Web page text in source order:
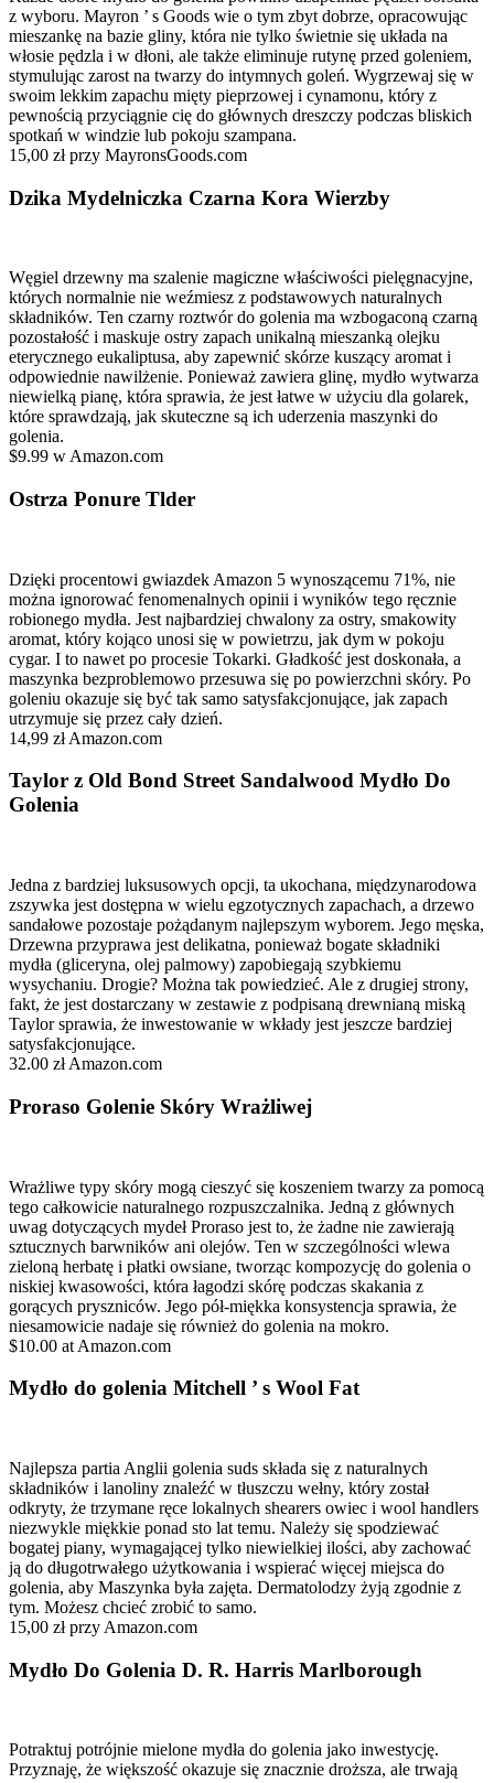
z wyboru. Mayron ’ s Goods wie o tym zbyt dobrze, opracowując
mieszankę na bazie gliny, która nie tylko świetnie się układa na
włosie pędzla i w dłoni, ale także eliminuje rutynę przed goleniem,
stymulując zarost na twarzy do intymnych goleń. Wygrzewaj się w
swoim lekkim zapachu mięty pieprzowej i cynamonu, który z
pewnością przyciągnie cię do głównych dreszczy podczas bliskich
spotkań w windzie lub pokoju szampana.
15,00 zł przy MayronsGoods.com
Dzika Mydelniczka Czarna Kora Wierzby
Węgiel drzewny ma szalenie magiczne właściwości pielęgnacyjne,
których normalnie nie weźmiesz z podstawowych naturalnych
składników. Ten czarny roztwór do golenia ma wzbogaconą czarną
pozostałość i maskuje ostry zapach unikalną mieszanką olejku
eterycznego eukaliptusa, aby zapewnić skórze kuszący aromat i
odpowiednie nawilżenie. Ponieważ zawiera glinę, mydło wytwarza
niewielką pianę, która sprawia, że jest łatwe w użyciu dla golarek,
które sprawdzają, jak skuteczne są ich uderzenia maszynki do
golenia.
$9.99 w Amazon.com
Ostrza Ponure Tlder
Dzięki procentowi gwiazdek Amazon 5 wynoszącemu 71%, nie
można ignorować fenomenalnych opinii i wyników tego ręcznie
robionego mydła. Jest najbardziej chwalony za ostry, smakowity
aromat, który kojąco unosi się w powietrzu, jak dym w pokoju
cygar. I to nawet po procesie Tokarki. Gładkość jest doskonała, a
maszynka bezproblemowo przesuwa się po powierzchni skóry. Po
goleniu okazuje się być tak samo satysfakcjonujące, jak zapach
utrzymuje się przez cały dzień.
14,99 zł Amazon.com
Taylor z Old Bond Street Sandalwood Mydło Do
Golenia
Jedna z bardziej luksusowych opcji, ta ukochana, międzynarodowa
zszywka jest dostępna w wielu egzotycznych zapachach, a drzewo
sandałowe pozostaje pożądanym najlepszym wyborem. Jego męska,
Drzewna przyprawa jest delikatna, ponieważ bogate składniki
mydła (gliceryna, olej palmowy) zapobiegają szybkiemu
wysychaniu. Drogie? Można tak powiedzieć. Ale z drugiej strony,
fakt, że jest dostarczany w zestawie z podpisaną drewnianą miską
Taylor sprawia, że inwestowanie w wkłady jest jeszcze bardziej
satysfakcjonujące.
32.00 zł Amazon.com
Proraso Golenie Skóry Wrażliwej
Wrażliwe typy skóry mogą cieszyć się koszeniem twarzy za pomocą
tego całkowicie naturalnego rozpuszczalnika. Jedną z głównych
uwag dotyczących mydeł Proraso jest to, że żadne nie zawierają
sztucznych barwników ani olejów. Ten w szczególności wlewa
zieloną herbatę i płatki owsiane, tworząc kompozycję do golenia o
niskiej kwasowości, która łagodzi skórę podczas skakania z
gorących pryszniców. Jego pół-miękka konsystencja sprawia, że
niesamowicie nadaje się również do golenia na mokro.
$10.00 at Amazon.com
Mydło do golenia Mitchell ’ s Wool Fat
Najlepsza partia Anglii golenia suds składa się z naturalnych
składników i lanoliny znaleźć w tłuszczu wełny, który został
odkryty, że trzymane ręce lokalnych shearers owiec i wool handlers
niezwykle miękkie ponad sto lat temu. Należy się spodziewać
bogatej piany, wymagającej tylko niewielkiej ilości, aby zachować
ją do długotrwałego użytkowania i wspierać więcej miejsca do
golenia, aby Maszynka była zajęta. Dermatolodzy żyją zgodnie z
tym. Możesz chcieć zrobić to samo.
15,00 zł przy Amazon.com
Mydło Do Golenia D. R. Harris Marlborough
Potraktuj potrójnie mielone mydła do golenia jako inwestycję.
Przyznaję, że większość okazuje się znacznie droższa, ale trwają